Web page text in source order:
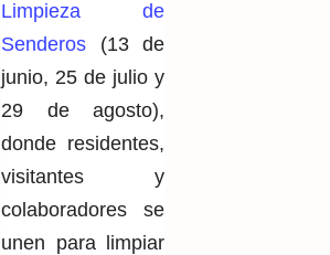
Limpieza de
Senderos (13 de
junio, 25 de julio y
29 de agosto),
donde residentes,
visitantes y
colaboradores se
unen para limpiar